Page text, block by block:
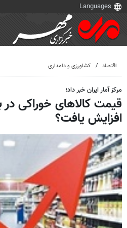
اقتصاد کشاورزی و دامداری
مرکز آمار ایران خبر داد؛
افزایش یافت؟